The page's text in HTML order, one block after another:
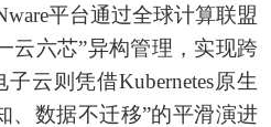
平台通过全球计算联盟
云六芯”异构管理，实现跨
云则凭借Kubernetes原生
、数据不迁移”的平滑演进